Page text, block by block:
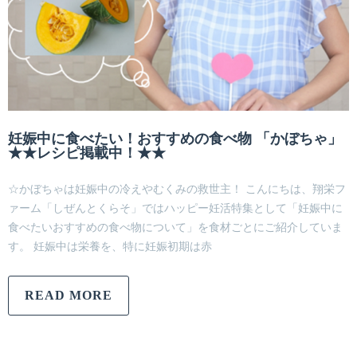
妊娠中に食べたい！おすすめの食べ物 「かぼちゃ」
★★レシピ掲載中！★★
☆かぼちゃは妊娠中の冷えやむくみの救世主！ こんにちは、翔栄フ
ァーム「しぜんとくらそ」ではハッピー妊活特集として「妊娠中に
食べたいおすすめの食べ物について」を食材ごとにご紹介していま
す。 妊娠中は栄養を、特に妊娠初期は赤
READ MORE